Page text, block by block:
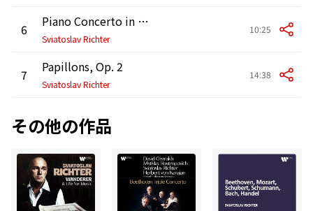
6 Piano Concerto in A Minor, Op. 54: III. Allegro vivace
Sviatoslav Richter
10:25
7 Papillons, Op. 2
Sviatoslav Richter
14:38
その他の作品